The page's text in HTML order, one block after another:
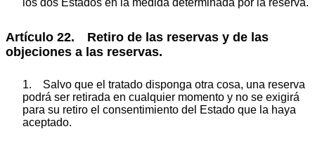
Artículo 22. Retiro de las reservas y de las
objeciones a las reservas.
1. Salvo que el tratado disponga otra cosa, una reserva
podrá ser retirada en cualquier momento y no se exigirá
para su retiro el consentimiento del Estado que la haya
aceptado.